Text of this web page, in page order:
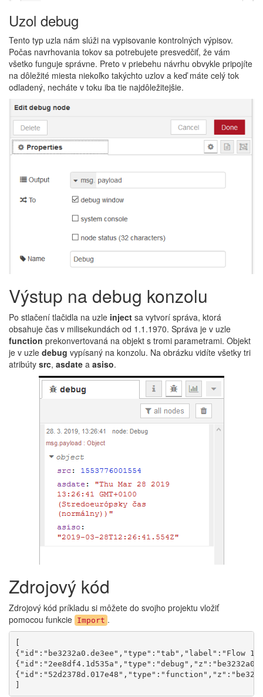
Uzol debug
Tento typ uzla nám slúži na vypisovanie kontrolných výpisov.
Počas navrhovania tokov sa potrebujete presvedčiť, že vám
všetko funguje správne. Preto v priebehu návrhu obvykle pripojíte
na dôležité miesta niekoľko takýchto uzlov a keď máte celý tok
odladený, necháte v toku iba tie najdôležitejšie.
Výstup na debug konzolu
Po stlačení tlačidla na uzle inject sa vytvorí správa, ktorá
obsahuje čas v milisekundách od 1.1.1970. Správa je v uzle
function prekonvertovaná na objekt s tromi parametrami. Objekt
je v uzle debug vypísaný na konzolu. Na obrázku vidíte všetky tri
atribúty src, asdate a asiso.
Zdrojový kód
Zdrojový kód príkladu si môžete do svojho projektu vložiť
pomocou funkcie Import .
{"id":"be3232a0.de3ee","type":"tab","label":"Flow